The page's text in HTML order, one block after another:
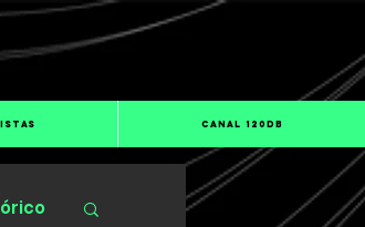
CANAL 120dB